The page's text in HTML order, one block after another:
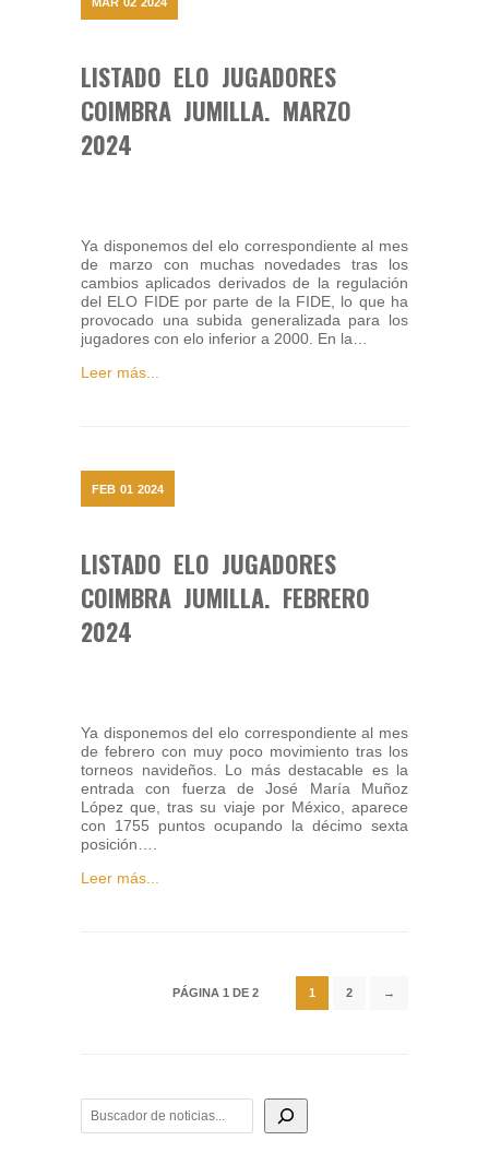
LISTADO ELO JUGADORES
COIMBRA JUMILLA. MARZO
2024
Ya disponemos del elo correspondiente al mes
de marzo con muchas novedades tras los
cambios aplicados derivados de la regulación
del ELO FIDE por parte de la FIDE, lo que ha
provocado una subida generalizada para los
jugadores con elo inferior a 2000. En la…
Leer más...
FEB 01 2024
LISTADO ELO JUGADORES
COIMBRA JUMILLA. FEBRERO
2024
Ya disponemos del elo correspondiente al mes
de febrero con muy poco movimiento tras los
torneos navideños. Lo más destacable es la
entrada con fuerza de José María Muñoz
López que, tras su viaje por México, aparece
con 1755 puntos ocupando la décimo sexta
posición….
Leer más...
PÁGINA 1 DE 2 1 2 →
BUSCADOR DE NOTICIAS